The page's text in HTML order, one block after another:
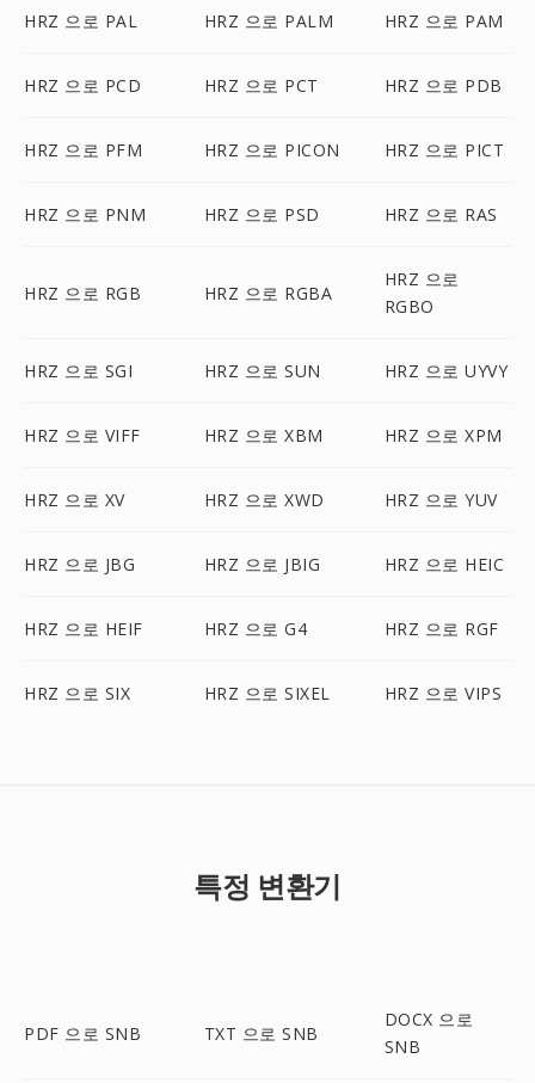
HRZ 으로 PAL HRZ 으로 PALM HRZ 으로 PAM
HRZ 으로 PCD HRZ 으로 PCT HRZ 으로 PDB
HRZ 으로 PFM HRZ 으로 PICON HRZ 으로 PICT
HRZ 으로 PNM HRZ 으로 PSD HRZ 으로 RAS
HRZ 으로 RGB HRZ 으로 RGBA
HRZ 으로
RGBO
HRZ 으로 SGI HRZ 으로 SUN HRZ 으로 UYVY
HRZ 으로 VIFF HRZ 으로 XBM HRZ 으로 XPM
HRZ 으로 XV HRZ 으로 XWD HRZ 으로 YUV
HRZ 으로 JBG HRZ 으로 JBIG HRZ 으로 HEIC
HRZ 으로 HEIF HRZ 으로 G4 HRZ 으로 RGF
HRZ 으로 SIX HRZ 으로 SIXEL HRZ 으로 VIPS
특정 변환기
PDF 으로 SNB TXT 으로 SNB
DOCX 으로
SNB